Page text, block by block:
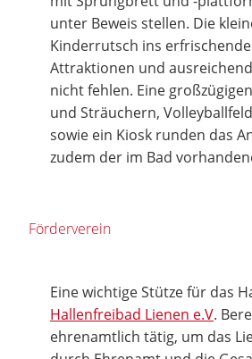
unter Beweis stellen. Die
Kinderrutsch ins
Attraktionen und
nicht fehlen. Eine
und Sträuchern,
sowie ein Kiosk runden das
zudem der im Bad
Förderverein
Eine wichtige Stütze für das
Hallenfreibad Lienen e.V.
ehrenamtlich tätig, um das